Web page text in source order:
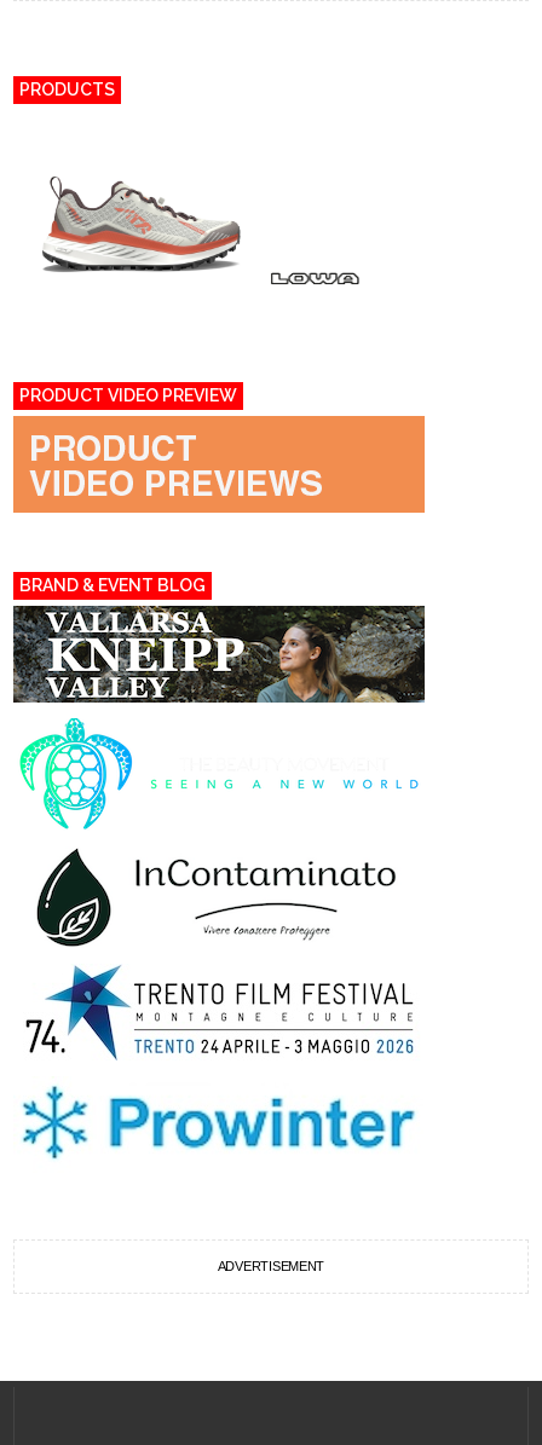
PRODUCTS
PRODUCT VIDEO PREVIEW
BRAND & EVENT BLOG
ADVERTISEMENT